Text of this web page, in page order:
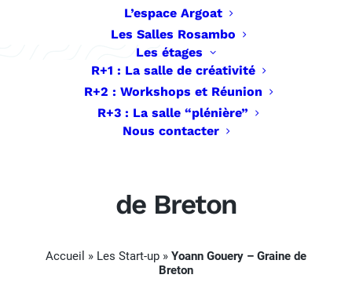
L’espace Argoat
Les Salles Rosambo
Les étages
R+1 : La salle de créativité
R+2 : Workshops et Réunion
R+3 : La salle “plénière”
Nous contacter
de Breton
Accueil » Les Start-up » Yoann Gouery – Graine de
Breton